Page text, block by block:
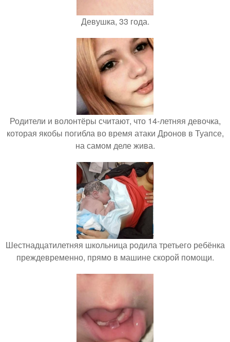
Девушка, 33 года.
Родители и волонтёры считают, что 14-летняя девочка,
которая якобы погибла во время атаки Дронов в Туапсе,
на самом деле жива.
Шестнадцатилетняя школьница родила третьего ребёнка
преждевременно, прямо в машине скорой помощи.